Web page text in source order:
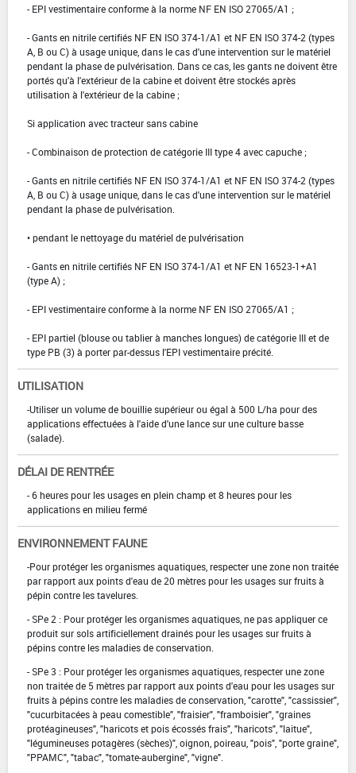
- EPI vestimentaire conforme à la norme NF EN ISO 27065/A1 ;
- Gants en nitrile certifiés NF EN ISO 374-1/A1 et NF EN ISO 374-2 (types
A, B ou C) à usage unique, dans le cas d'une intervention sur le matériel
pendant la phase de pulvérisation. Dans ce cas, les gants ne doivent être
portés qu'à l'extérieur de la cabine et doivent être stockés après
utilisation à l'extérieur de la cabine ;
Si application avec tracteur sans cabine
- Combinaison de protection de catégorie III type 4 avec capuche ;
- Gants en nitrile certifiés NF EN ISO 374-1/A1 et NF EN ISO 374-2 (types
A, B ou C) à usage unique, dans le cas d'une intervention sur le matériel
pendant la phase de pulvérisation.
• pendant le nettoyage du matériel de pulvérisation
- Gants en nitrile certifiés NF EN ISO 374-1/A1 et NF EN 16523-1+A1
(type A) ;
- EPI vestimentaire conforme à la norme NF EN ISO 27065/A1 ;
- EPI partiel (blouse ou tablier à manches longues) de catégorie III et de
type PB (3) à porter par-dessus l'EPI vestimentaire précité.
UTILISATION
-Utiliser un volume de bouillie supérieur ou égal à 500 L/ha pour des
applications effectuées à l'aide d'une lance sur une culture basse
(salade).
DÉLAI DE RENTRÉE
- 6 heures pour les usages en plein champ et 8 heures pour les
applications en milieu fermé
ENVIRONNEMENT FAUNE
-Pour protéger les organismes aquatiques, respecter une zone non traitée
par rapport aux points d'eau de 20 mètres pour les usages sur fruits à
pépin contre les tavelures.
- SPe 2 : Pour protéger les organismes aquatiques, ne pas appliquer ce
produit sur sols artificiellement drainés pour les usages sur fruits à
pépins contre les maladies de conservation.
- SPe 3 : Pour protéger les organismes aquatiques, respecter une zone
non traitée de 5 mètres par rapport aux points d'eau pour les usages sur
fruits à pépins contre les maladies de conservation, "carotte", "cassissier",
"cucurbitacées à peau comestible", "fraisier", "framboisier", "graines
protéagineuses", "haricots et pois écossés frais", "haricots", "laitue",
"légumineuses potagères (sèches)", oignon, poireau, "pois", "porte graine",
"PPAMC", "tabac", "tomate-aubergine", "vigne".